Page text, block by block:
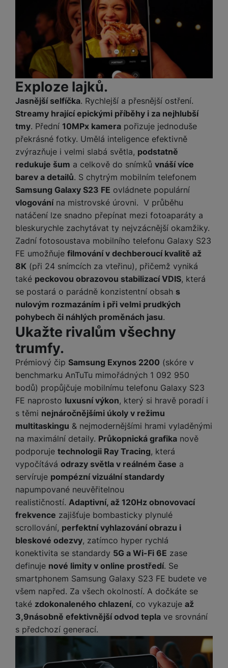
r
í
a
p
o
č
ít
č
o
v
é
ž
i
e
H
e
m
y
ši
H
e
r
n
p
o
č
ít
a
č
o
s
t
o
l
y
H
e
r
n
í
k
l
v
č
r
k
y
p
r
o
t
e
e
v
i
z
e
R
á
m
e
č
k
p
r
o
F
a
m
e
T
V
A
u
d
o
-
v
e
o
k
a
b
e
t
é
p
o
w
e
r
b
n
k
y
w
e
r
b
a
n
y
p
r
o
v
ě
a
ví
c
e
ří
z
e
ní
w
e
b
a
n
s
r
ť
v
é
a
r
ic
r
o
S
D
H
M
ic
r
o
X
C
S
t
y
u
y
M
ul
é
di
a
d
n
o
r
á
z
o
v
é
b
a
e
ri
e
P
u
š
e
n
st
ví
p
o
a
Exploze lajků.
Jasnější selfíčka. Rychlejší a přesnější ostření.
Streamy hrající epickými příběhy i za nejhlubší
tmy. Přední 10MPx kamera pořizuje jednoduše
překrásné fotky. Umělá inteligence efektivně
zvýrazňuje i velmi slabá světla, podstatně
redukuje šum a celkově do snímků vnáší více
barev a detailů. S chytrým mobilním telefonem
Samsung Galaxy S23 FE ovládnete populární
vlogovánína mistrovské úrovni. V průběhu
natáčení lze snadno přepínat mezi fotoaparáty a
bleskurychle zachytávat ty nejvzácnější okamžiky.
Zadní fotosoustava mobilního telefonu Galaxy S23
FE umožňuje filmování v dechberoucí kvalitě až
8K (při 24 snímcích za vteřinu), přičemž vyniká
také peckovou obrazovou stabilizací VDIS, která
se postará o parádně konzistentní obsah s
nulovým rozmazáním i při velmi prudkých
pohybech či náhlých proměnách jasu.
Ukažte rivalům všechny
trumfy.
Prémiový čip Samsung Exynos 2200 (skóre v
benchmarku AnTuTu mimořádných 1 092 950
bodů) propůjčuje mobilnímu telefonu Galaxy S23
FE naprosto luxusní výkon, který si hravě poradí i
s těmi nejnáročnějšími úkoly v režimu
multitaskingu & nejmodernějšími hrami vyladěnými
na maximální detaily. Průkopnická grafika nově
podporuje technologii Ray Tracing, která
vypočítává odrazy světla v reálném čase a
servíruje pompézní vizuální standardy
napumpované neuvěřitelnou
realističností. Adaptivní, až 120Hz obnovovací
frekvence zajišťuje bombasticky plynulé
scrollování, perfektní vyhlazování obrazu i
bleskové odezvy, zatímco hyper rychlá
konektivita se standardy 5G a Wi-Fi 6E zase
definuje nové limity v online prostředí. Se
smartphonem Samsung Galaxy S23 FE budete ve
všem napřed. Za všech okolností. A dočkáte se
také zdokonaleného chlazení, co vykazuje až
3,9násobně efektivnější odvod tepla ve srovnání
s předchozí generací.